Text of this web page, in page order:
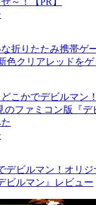
折りたたみ携帯ゲ
色クリアレッドをゲ
デビルマン！オリ
ビルマン』レビュー